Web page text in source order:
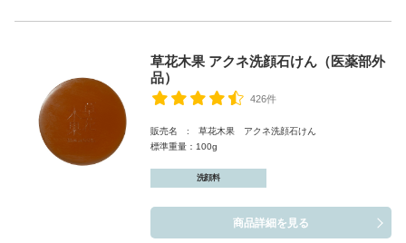
草花木果 アクネ洗顔石けん（医薬部外
品）
426件
販売名 : 草花木果 アクネ洗顔石けん
標準重量：100g
洗顔料
商品詳細を見る